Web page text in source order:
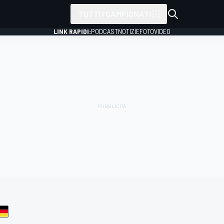
LINK RAPIDI:PODCASTNOTIZIEFOTOVIDEO